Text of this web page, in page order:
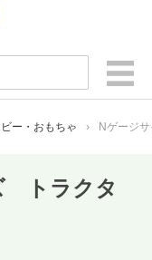
ー・おもちゃ Nゲージ
トラクタ